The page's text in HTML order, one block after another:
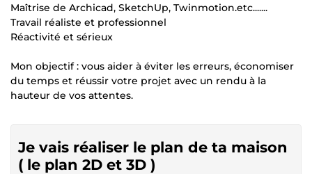
Maîtrise de Archicad, SketchUp, Twinmotion.etc.......
Travail réaliste et professionnel
Réactivité et sérieux
Mon objectif : vous aider à éviter les erreurs, économiser
du temps et réussir votre projet avec un rendu à la
hauteur de vos attentes.
Je vais réaliser le plan de ta maison
( le plan 2D et 3D )